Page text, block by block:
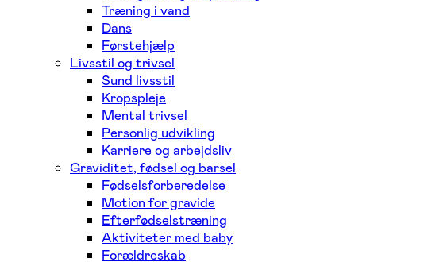
Træning i vand
Dans
Førstehjælp
Livsstil og trivsel
Sund livsstil
Kropspleje
Mental trivsel
Personlig udvikling
Karriere og arbejdsliv
Graviditet, fødsel og barsel
Fødselsforberedelse
Motion for gravide
Efterfødselstræning
Aktiviteter med baby
Forældreskab